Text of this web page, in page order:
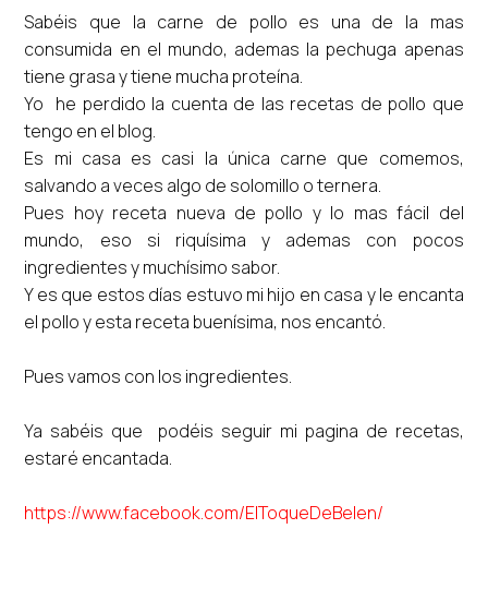
Sabéis que la carne de pollo es una de la mas
consumida en el mundo, ademas la pechuga apenas
tiene grasa y tiene mucha proteína.
Yo he perdido la cuenta de las recetas de pollo que
tengo en el blog.
Es mi casa es casi la única carne que comemos,
salvando a veces algo de solomillo o ternera.
Pues hoy receta nueva de pollo y lo mas fácil del
mundo, eso si riquísima y ademas con pocos
ingredientes y muchísimo sabor.
Y es que estos días estuvo mi hijo en casa y le encanta
el pollo y esta receta buenísima, nos encantó.
Pues vamos con los ingredientes.
Ya sabéis que podéis seguir mi pagina de recetas,
estaré encantada.
https://www.facebook.com/ElToqueDeBelen/